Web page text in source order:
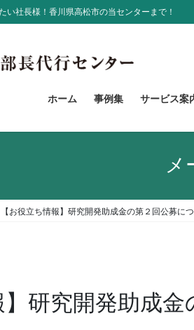
い社長様！香川県高松市の当センターまで！
ホーム 事例集 サービス案
メ
【お役立ち情報】研究開発助成金の第２回公募に
】研究開発助成